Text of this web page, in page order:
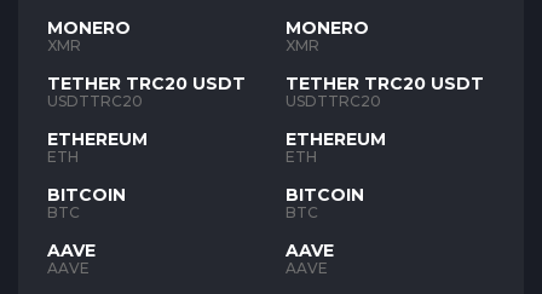
MONERO
XMR
TETHER TRC20 USDT
USDTTRC20
ETHEREUM
ETH
BITCOIN
BTC
AAVE
AAVE
MONERO
XMR
TETHER TRC20 USDT
USDTTRC20
ETHEREUM
ETH
BITCOIN
BTC
AAVE
AAVE